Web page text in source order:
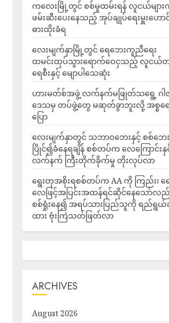
ကလေးမြို့တွင် စစ်မှုထမ်းရန် လူငယ်မျာ
ဖမ်းဆီးပေးနေသည့် အုပ်ချုပ်ရေးမှူးဟော
ဓားထိုးခံရ
လေးမျက်နှာမြို့တွင် ရေဘေးကူညီရေး
ထမင်းထုပ်သွားရောက်ဝေငှသည့် လူငယ်တ
ရေစီးနှင့် မျောပါသေဆုံး
ဟားမတ်စ်အဖွဲ့ လက်နက်မဖြုတ်သရွေ့ ဂါ
ဒေသမှ တပ်ဖွဲ့တွေ မဆုတ်ခွာဘူးလို့ အစ္စရေ
ပြော
လေးမျက်နှာတွင် သဘာဝဘေးနှင့် စစ်ဘ
ပြိုင်၍ခံနေရချိန် စစ်တပ်က လေကြောင်းနှ
လက်နက် ကြီးတိုက်ခိုက်မှု တိုးလုပ်လာ
ရွေးတုအစိုးရစစ်တပ်က AA ကို ကြည်း၊ ရေ
လေဖြင့်အပြင်းအထန်ရင်ဆိုင်နေသော်လည်
စစ်ရှုံးနေ၍ အရပ်သားပြည်သူကို ရည်ရွယ်
ထား ဗုံးကြဲသတ်ဖြတ်လာ
ARCHIVES
August 2026